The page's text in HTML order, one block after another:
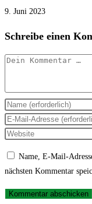
9. Juni 2023
Schreibe einen
Kommentar
Gib
deinen
Namen
Benutzernamen
Kommentieren
Gib
deine
zum
Gib
ein
Name, E-Mail-
nächsten Kommentar